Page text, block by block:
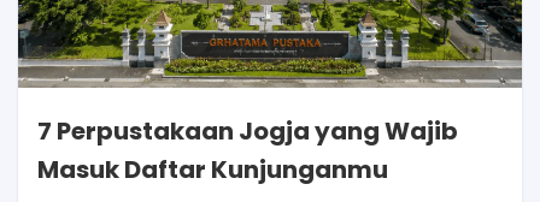
7 Perpustakaan Jogja yang Wajib
Masuk Daftar Kunjunganmu